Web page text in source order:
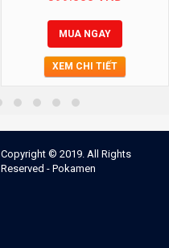
MUA NGAY
XEM CHI TIẾT
Copyright © 2019. All Rights
Reserved - Pokamen